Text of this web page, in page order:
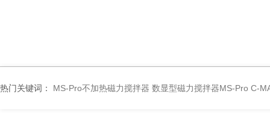
热门关键词： MS-Pro不加热磁力搅拌器 数显型磁力搅拌器MS-Pro C-